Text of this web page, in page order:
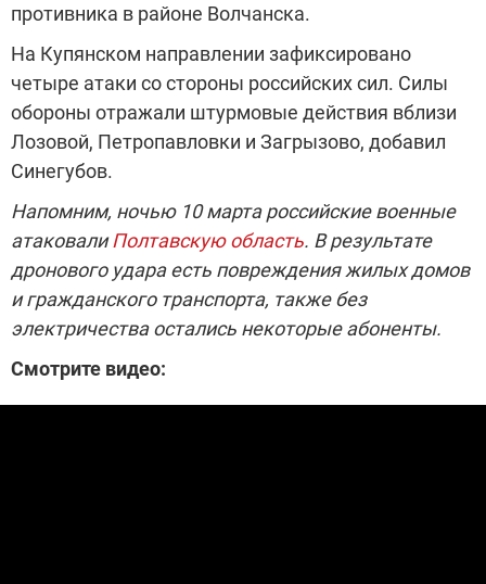
противника в районе Волчанска.
На Купянском направлении зафиксировано
четыре атаки со стороны российских сил. Силы
обороны отражали штурмовые действия вблизи
Лозовой, Петропавловки и Загрызово, добавил
Синегубов.
Напомним, ночью 10 марта российские военные
атаковалиПолтавскую область. В результате
дронового удара есть повреждения жилых домов
и гражданского транспорта, также без
электричества остались некоторые абоненты.
Смотрите видео: